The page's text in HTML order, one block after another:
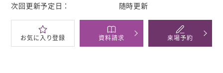
次回更新予定日：
随時更新
お気に 入り登録 資料請求 来場予約